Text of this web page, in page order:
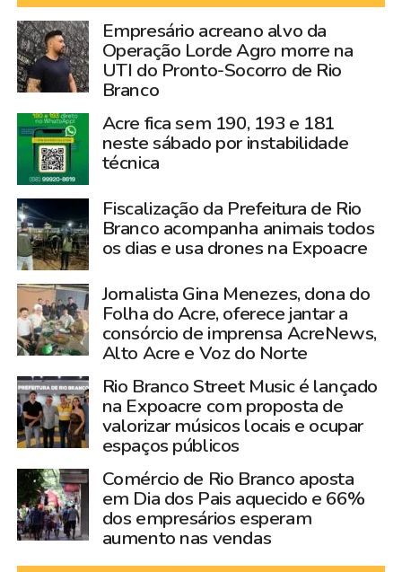
Empresário acreano alvo da
Operação Lorde Agro morre na
UTI do Pronto-Socorro de Rio
Branco
Acre fica sem 190, 193 e 181
neste sábado por instabilidade
técnica
Fiscalização da Prefeitura de Rio
Branco acompanha animais todos
os dias e usa drones na Expoacre
Jornalista Gina Menezes, dona do
Folha do Acre, oferece jantar a
consórcio de imprensa AcreNews,
Alto Acre e Voz do Norte
Rio Branco Street Music é lançado
na Expoacre com proposta de
valorizar músicos locais e ocupar
espaços públicos
Comércio de Rio Branco aposta
em Dia dos Pais aquecido e 66%
dos empresários esperam
aumento nas vendas